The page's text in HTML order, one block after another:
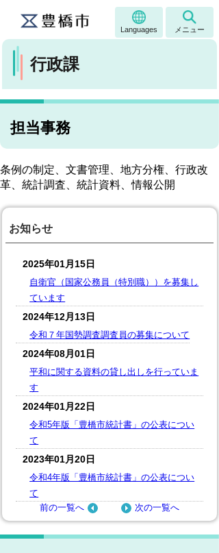
Languages メニュー
行政課
担当事務
条例の制定、文書管理、地方分権、行政改
革、統計調査、統計資料、情報公開
お知らせ
2025年01月15日
自衛官（国家公務員（特別職））を募集し
ています
2024年12月13日
令和７年国勢調査調査員の募集について
2024年08月01日
平和に関する資料の貸し出しを行っていま
す
2024年01月22日
令和5年版「豊橋市統計書」の公表につい
て
2023年01月20日
令和4年版「豊橋市統計書」の公表につい
て
前の一覧へ
次の一覧へ